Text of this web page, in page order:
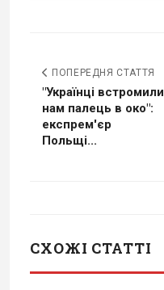
ПОПЕРЕДНЯ СТАТТЯ
"Українці встромили
нам палець в око":
експрем'єр
Польщі...
СХОЖІ СТАТТІ